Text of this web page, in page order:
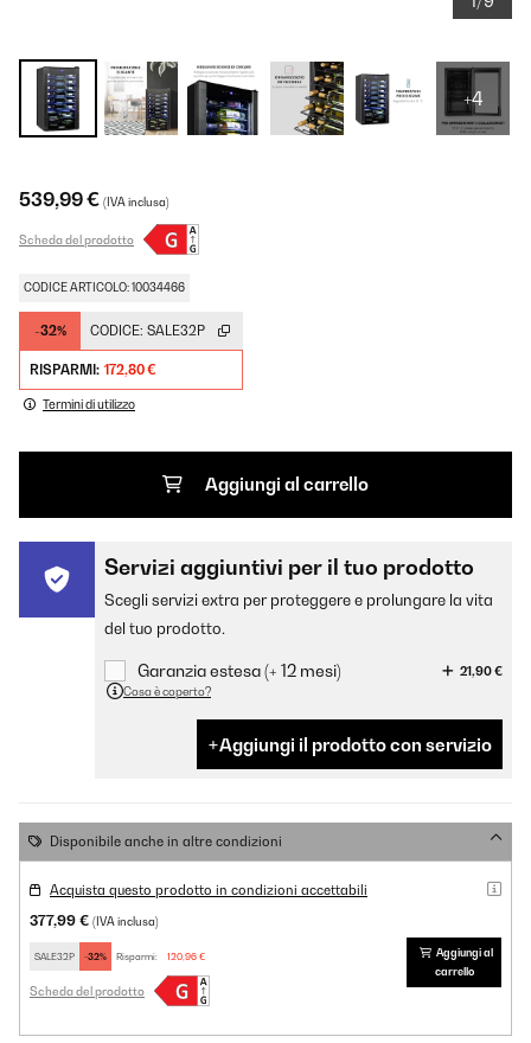
+4
539,99 € (IVA inclusa)
Scheda del prodotto
CODICE ARTICOLO: 10034466
-32% CODICE: SALE32P
RISPARMI: 172,80 €
Termini di utilizzo
Aggiungi al carrello
Servizi aggiuntivi per il tuo prodotto
Scegli servizi extra per proteggere e prolungare la vita
del tuo prodotto.
Garanzia estesa (+ 12 mesi)
21,90 €
Cosa è coperto?
Aggiungi il prodotto con servizio
Disponibile anche in altre condizioni
Acquista questo prodotto in condizioni accettabili
377,99 € (IVA inclusa)
SALE32P -32% Risparmi: 120,96 €
Scheda del prodotto
Aggiungi al
carrello